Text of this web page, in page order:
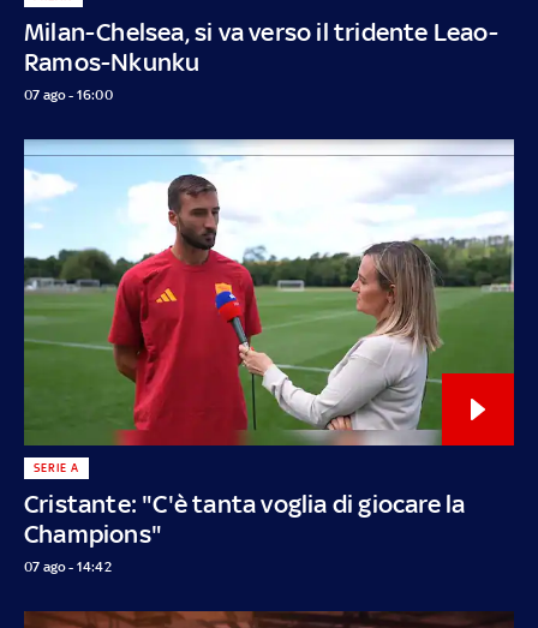
Milan-Chelsea, si va verso il tridente Leao-
Ramos-Nkunku
07 ago - 16:00
Cristante: "C'è tanta voglia di giocare la
Champions"
SERIE A
07 ago - 14:42